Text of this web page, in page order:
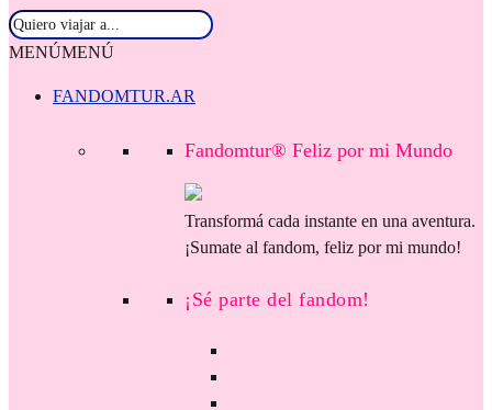
MENÚMENÚ
FANDOMTUR.AR
Fandomtur® Feliz por mi Mundo
Transformá cada instante en una aventura.
¡Sumate al fandom, feliz por mi mundo!
¡Sé parte del fandom!